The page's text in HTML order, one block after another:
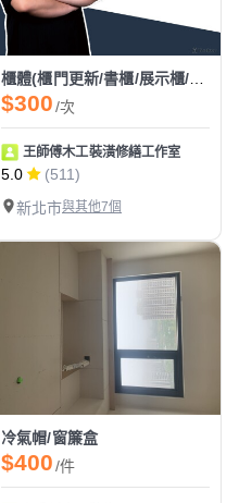
$300/次
王師傅木工裝潢修繕工作室
5.0
(511)
新北市與其他7個
冷氣帽/窗簾盒
$400/件